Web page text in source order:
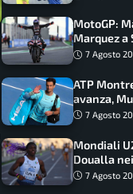
MotoGP:
Marquez a
7 Agosto
ATP
avanza,
con Jodar
7 Agosto
Mondiali
Doualla
scacciato
7 Agosto